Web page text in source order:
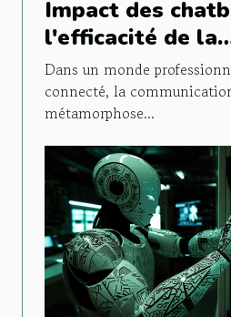
Impact des
l'efficacité de la
communication
Dans un monde
connecté, la
métamorphose...